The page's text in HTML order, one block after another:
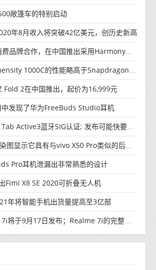
敞篷车的特别启动
年8月收入将突破42亿美元，创历史新高
合作，在中国推出采用HarmonyOS 2.0的智能家居产品
1000C的性能略高于Snapdragon 765G
Fold 2在中国推出，起价为16,999元
发现了华为FreeBuds Studio耳机
Active3蓝牙SIG认证; 发布可能快要结束了
显示它具有与vivo X50 Pro类似的后部设计
Pro耳机泄漏出非常熟悉的设计
Fimi X8 SE 2020可折叠无人机
年将智能手机出货量提高至3亿部
9月17日发布；Realme 7i的完整规格并导致泄漏